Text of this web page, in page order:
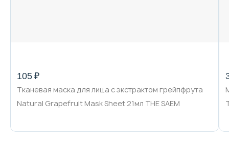
105 ₽
Тканевая маска для лица с экстрактом грейпфрута
Natural Grapefruit Mask Sheet 21мл THE SAEM